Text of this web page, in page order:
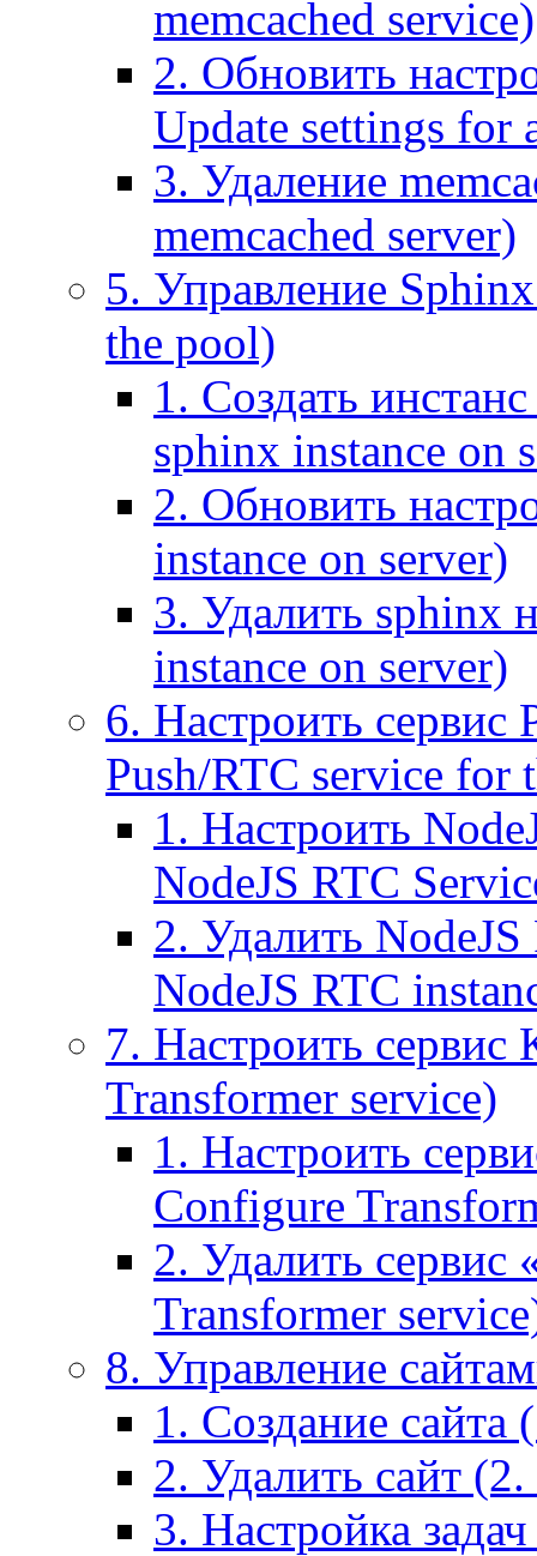
memcached service)
2. Обновить
Update settings for
3. Удаление
memcached server)
5. Управление
the pool)
1. Создать
sphinx instance on
2. Обновить
instance on server)
3. Удалить sphinx
instance on server)
6. Настроить
Push/RTC service for
1. Настроить
NodeJS RTC
2. Удалить
NodeJS RTC
7. Настроить
Transformer service)
1. Настроить
Configure
2. Удалить сервис
Transformer
8. Управление
1. Создание сайта
2. Удалить сайт
3. Настройка